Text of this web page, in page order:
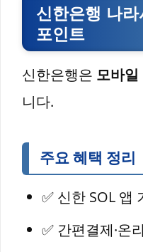
신한은행 나
포인트
신한은행은 모바
니다.
주요 혜택 정리
✅ 신한 SOL 앱
✅ 간편결제·온